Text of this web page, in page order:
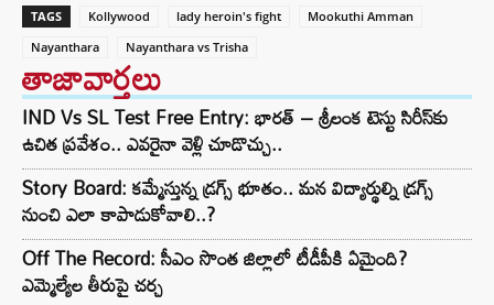
TAGS Kollywood lady heroin's fight
Mookuthi Amman
Nayanthara
Nayanthara vs Trisha
తాజావార్తలు
IND Vs SL Test Free Entry: భారత్ – శ్రీలంక టెస్టు సిరీస్‌కు
ఉచిత ప్రవేశం.. ఎవరైనా వెళ్లి చూడొచ్చు..
Story Board: కమ్మేస్తున్న డ్రగ్స్ భూతం.. మన విద్యార్థుల్ని డ్రగ్స్
నుంచి ఎలా కాపాడుకోవాలి..?
Off The Record: సీఎం సొంత జిల్లాలో టీడీపీకి ఏమైంది?
ఎమ్మెల్యేల తీరుపై చర్చ